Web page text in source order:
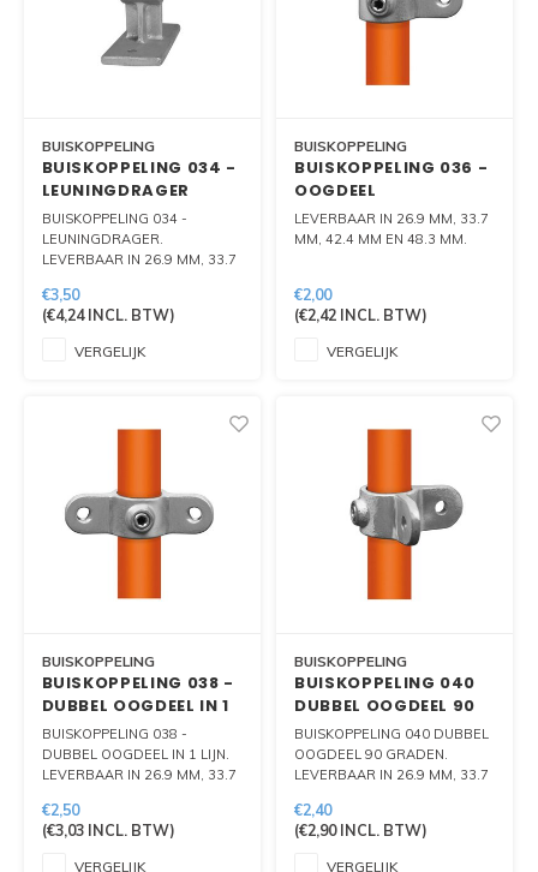
BUISKOPPELING
BUISKOPPELING 034 -
LEUNINGDRAGER
BUISKOPPELING 034 -
LEUNINGDRAGER.
LEVERBAAR IN 26.9 MM, 33.7
€3,50
(€4,24INCL. BTW)
VERGELIJK
BUISKOPPELING
BUISKOPPELING 036 -
OOGDEEL
SCHARNIERSTUK
LEVERBAAR IN 26.9 MM, 33.7
MM, 42.4 MM EN 48.3 MM.
€2,00
(€2,42 INCL. BTW)
VERGELIJK
BUISKOPPELING
BUISKOPPELING 038 -
DUBBEL OOGDEEL IN 1
LIJN
BUISKOPPELING 038 -
DUBBEL OOGDEEL IN 1 LIJN.
LEVERBAAR IN 26.9 MM, 33.7
€2,50
(€3,03INCL. BTW)
VERGELIJK
BUISKOPPELING
BUISKOPPELING 040
DUBBEL OOGDEEL 90
GRADEN
BUISKOPPELING 040 DUBBEL
OOGDEEL 90 GRADEN.
LEVERBAAR IN 26.9 MM, 33.7
€2,40
(€2,90INCL. BTW)
VERGELIJK